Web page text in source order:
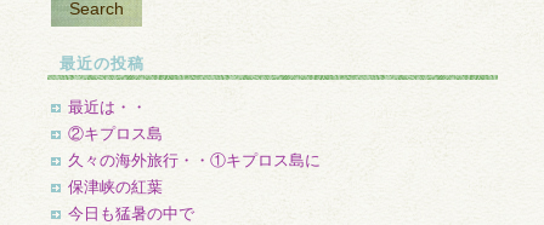
最近の投稿
最近は・・
②キプロス島
久々の海外旅行・・①キプロス島に
保津峡の紅葉
今日も猛暑の中で